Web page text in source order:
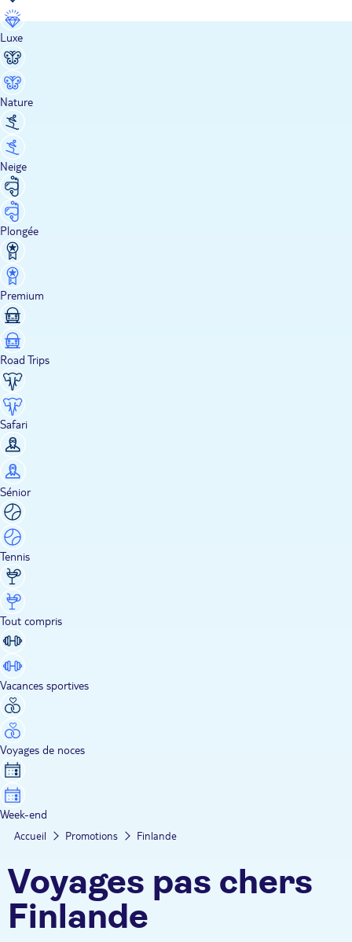
Luxe
Nature
Neige
Plongée
Premium
Road Trips
Safari
Sénior
Tennis
Tout compris
Vacances sportives
Voyages de noces
Week-end
Accueil Promotions Finlande
Voyages pas chers
Finlande